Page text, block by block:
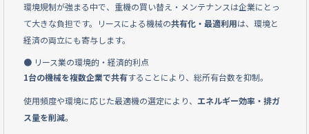
環境規制が強まる中で、重機の買い替え・メンテナンスは企業にとっ
て大きな負担です。リースによる機械の共有化・最適利用は、環境と
経済の両立にも寄与します。
● リース業の環境的・経済的利点
1台の機械を複数企業で共有することにより、総所有台数を抑制。
使用頻度や環境に応じた最適機の選定により、 エネルギー効率・排ガ
ス量を削減。